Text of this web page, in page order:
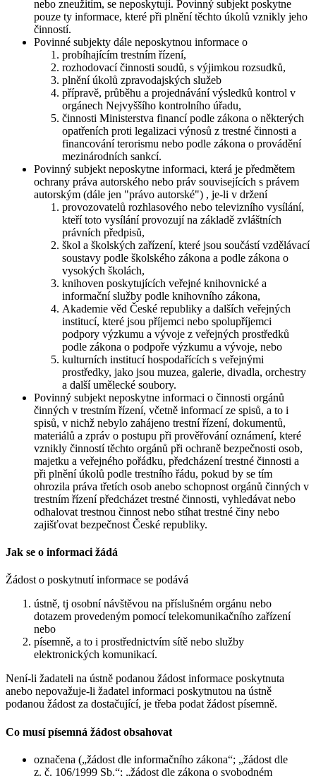
nebo zneužitím, se neposkytují. Povinný subjekt poskytne
pouze ty informace, které při plnění těchto úkolů vznikly jeho
činností.
Povinné subjekty dále neposkytnou informace o
probíhajícím trestním řízení,
rozhodovací činnosti soudů, s výjimkou rozsudků,
plnění úkolů zpravodajských služeb
přípravě, průběhu a projednávání výsledků kontrol v
orgánech Nejvyššího kontrolního úřadu,
činnosti Ministerstva financí podle zákona o některých
opatřeních proti legalizaci výnosů z trestné činnosti a
financování terorismu nebo podle zákona o provádění
mezinárodních sankcí.
Povinný subjekt neposkytne informaci, která je předmětem
ochrany práva autorského nebo práv souvisejících s právem
autorským (dále jen "právo autorské") , je-li v držení
provozovatelů rozhlasového nebo televizního vysílání,
kteří toto vysílání provozují na základě zvláštních
právních předpisů,
škol a školských zařízení, které jsou součástí vzdělávací
soustavy podle školského zákona a podle zákona o
vysokých školách,
knihoven poskytujících veřejné knihovnické a
informační služby podle knihovního zákona,
Akademie věd České republiky a dalších veřejných
institucí, které jsou příjemci nebo spolupříjemci
podpory výzkumu a vývoje z veřejných prostředků
podle zákona o podpoře výzkumu a vývoje, nebo
kulturních institucí hospodařících s veřejnými
prostředky, jako jsou muzea, galerie, divadla, orchestry
a další umělecké soubory.
Povinný subjekt neposkytne informaci o činnosti orgánů
činných v trestním řízení, včetně informací ze spisů, a to i
spisů, v nichž nebylo zahájeno trestní řízení, dokumentů,
materiálů a zpráv o postupu při prověřování oznámení, které
vznikly činností těchto orgánů při ochraně bezpečnosti osob,
majetku a veřejného pořádku, předcházení trestné činnosti a
při plnění úkolů podle trestního řádu, pokud by se tím
ohrozila práva třetích osob anebo schopnost orgánů činných v
trestním řízení předcházet trestné činnosti, vyhledávat nebo
odhalovat trestnou činnost nebo stíhat trestné činy nebo
zajišťovat bezpečnost České republiky.
Jak se o informaci žádá
Žádost o poskytnutí informace se podává
ústně, tj osobní návštěvou na příslušném orgánu nebo
dotazem provedeným pomocí telekomunikačního zařízení
nebo
písemně, a to i prostřednictvím sítě nebo služby
elektronických komunikací.
Není-li žadateli na ústně podanou žádost informace poskytnuta
anebo nepovažuje-li žadatel informaci poskytnutou na ústně
podanou žádost za dostačující, je třeba podat žádost písemně.
Co musí písemná žádost obsahovat
označena („žádost dle informačního zákona“; „žádost dle
z. č. 106/1999 Sb.“; „žádost dle zákona o svobodném